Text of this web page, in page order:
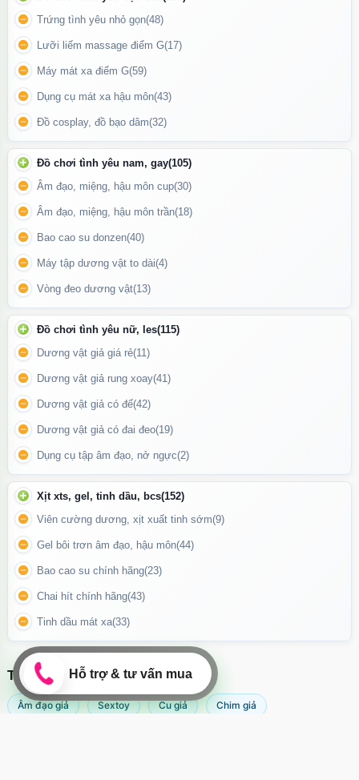
Hình ảnh phần đế của dương vật giả
⚡ Bộ rung điều khiển 3 chế độ
Điều chỉnh mức rung: thấp – trung – cao
Tăng kích thích và cảm giác chân thật hơn
Dễ sử dụng với công tắc trượt tiện lợi
Điều khiển đi kèm rất dễ sử dụng và tiện lợi
Trứng tình yêu nhỏ gọn(48)
Lưỡi liếm massage điểm G(17)
Máy mát xa điểm G(59)
Dụng cụ mát xa hậu môn(43)
Đồ cosplay, đồ bạo dâm(32)
Đồ chơi tình yêu nam, gay(105)
Âm đạo, miệng, hậu môn cup(30)
Âm đạo, miệng, hậu môn trần(18)
Bao cao su donzen(40)
Máy tập dương vật to dài(4)
Vòng đeo dương vật(13)
Đồ chơi tình yêu nữ, les(115)
Dương vật giả giá rẻ(11)
Dương vật giả rung xoay(41)
Dương vật giả có đế(42)
Dương vật giả có đai đeo(19)
Dụng cụ tập âm đạo, nở ngực(2)
Xịt xts, gel, tinh dầu, bcs(152)
Viên cường dương, xịt xuất tinh sớm(9)
Gel bôi trơn âm đạo, hậu môn(44)
Bao cao su chính hãng(23)
Chai hít chính hãng(43)
Tinh dầu mát xa(33)
TÌM KIẾM NHIỀU NHẤT
Âm đạo giả Sextoy Cu giả Chim giả